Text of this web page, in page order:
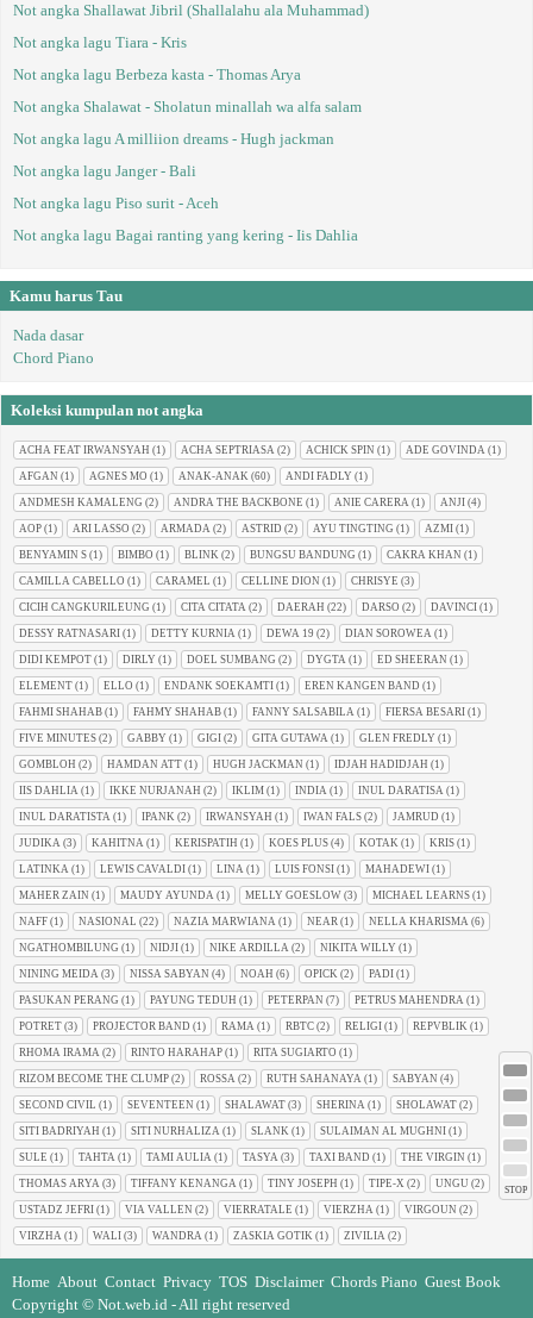
Not angka Shallawat Jibril (Shallalahu ala Muhammad)
Not angka lagu Tiara - Kris
Not angka lagu Berbeza kasta - Thomas Arya
Not angka Shalawat - Sholatun minallah wa alfa salam
Not angka lagu A milliion dreams - Hugh jackman
Not angka lagu Janger - Bali
Not angka lagu Piso surit - Aceh
Not angka lagu Bagai ranting yang kering - Iis Dahlia
Kamu harus Tau
Nada dasar
Chord Piano
Koleksi kumpulan not angka
ACHA FEAT IRWANSYAH (1) ACHA SEPTRIASA (2) ACHICK SPIN (1) ADE GOVINDA (1)
AFGAN (1) AGNES MO (1) ANAK-ANAK (60) ANDI FADLY (1)
ANDMESH KAMALENG (2) ANDRA THE BACKBONE (1) ANIE CARERA (1) ANJI (4)
AOP (1) ARI LASSO (2) ARMADA (2) ASTRID (2) AYU TINGTING (1) AZMI (1)
BENYAMIN S (1) BIMBO (1) BLINK (2) BUNGSU BANDUNG (1) CAKRA KHAN (1)
CAMILLA CABELLO (1) CARAMEL (1) CELLINE DION (1) CHRISYE (3)
CICIH CANGKURILEUNG (1) CITA CITATA (2) DAERAH (22) DARSO (2) DAVINCI (1)
DESSY RATNASARI (1) DETTY KURNIA (1) DEWA 19 (2) DIAN SOROWEA (1)
DIDI KEMPOT (1) DIRLY (1) DOEL SUMBANG (2) DYGTA (1) ED SHEERAN (1)
ELEMENT (1) ELLO (1) ENDANK SOEKAMTI (1) EREN KANGEN BAND (1)
FAHMI SHAHAB (1) FAHMY SHAHAB (1) FANNY SALSABILA (1) FIERSA BESARI (1)
FIVE MINUTES (2) GABBY (1) GIGI (2) GITA GUTAWA (1) GLEN FREDLY (1)
GOMBLOH (2) HAMDAN ATT (1) HUGH JACKMAN (1) IDJAH HADIDJAH (1)
IIS DAHLIA (1) IKKE NURJANAH (2) IKLIM (1) INDIA (1) INUL DARATISA (1)
INUL DARATISTA (1) IPANK (2) IRWANSYAH (1) IWAN FALS (2) JAMRUD (1)
JUDIKA (3) KAHITNA (1) KERISPATIH (1) KOES PLUS (4) KOTAK (1) KRIS (1)
LATINKA (1) LEWIS CAVALDI (1) LINA (1) LUIS FONSI (1) MAHADEWI (1)
MAHER ZAIN (1) MAUDY AYUNDA (1) MELLY GOESLOW (3) MICHAEL LEARNS (1)
NAFF (1) NASIONAL (22) NAZIA MARWIANA (1) NEAR (1) NELLA KHARISMA (6)
NGATHOMBILUNG (1) NIDJI (1) NIKE ARDILLA (2) NIKITA WILLY (1)
NINING MEIDA (3) NISSA SABYAN (4) NOAH (6) OPICK (2) PADI (1)
PASUKAN PERANG (1) PAYUNG TEDUH (1) PETERPAN (7) PETRUS MAHENDRA (1)
POTRET (3) PROJECTOR BAND (1) RAMA (1) RBTC (2) RELIGI (1) REPVBLIK (1)
RHOMA IRAMA (2) RINTO HARAHAP (1) RITA SUGIARTO (1)
RIZOM BECOME THE CLUMP (2) ROSSA (2) RUTH SAHANAYA (1) SABYAN (4)
SECOND CIVIL (1) SEVENTEEN (1) SHALAWAT (3) SHERINA (1) SHOLAWAT (2)
SITI BADRIYAH (1) SITI NURHALIZA (1) SLANK (1) SULAIMAN AL MUGHNI (1)
SULE (1) TAHTA (1) TAMI AULIA (1) TASYA (3) TAXI BAND (1) THE VIRGIN (1)
THOMAS ARYA (3) TIFFANY KENANGA (1) TINY JOSEPH (1) TIPE-X (2) UNGU (2)
USTADZ JEFRI (1) VIA VALLEN (2) VIERRATALE (1) VIERZHA (1) VIRGOUN (2)
VIRZHA (1) WALI (3) WANDRA (1) ZASKIA GOTIK (1) ZIVILIA (2)
Home About Contact Privacy TOS Disclaimer Chords Piano Guest Book
Copyright © Not.web.id - All right reserved
STOP